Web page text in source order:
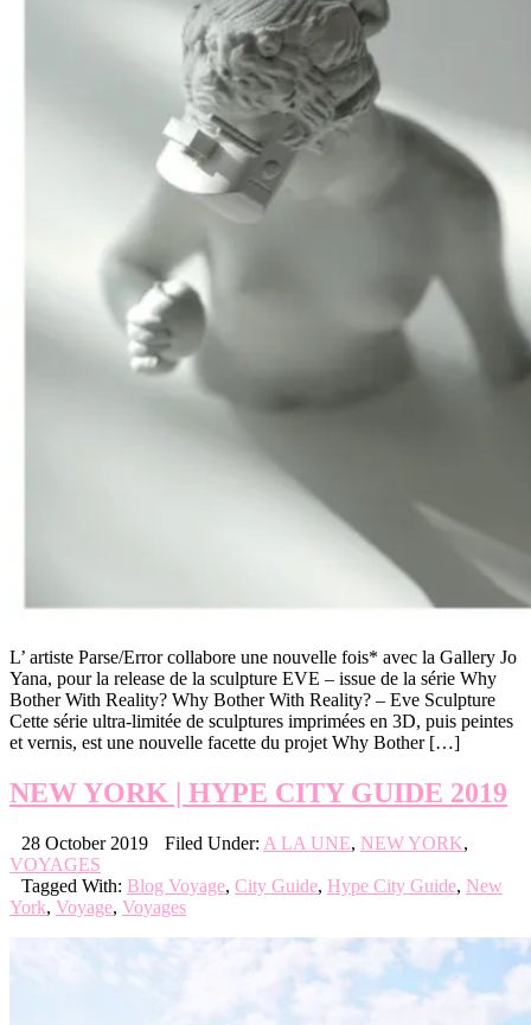
L’ artiste Parse/Error collabore une nouvelle fois* avec la Gallery Jo
Yana, pour la release de la sculpture EVE – issue de la série Why
Bother With Reality? Why Bother With Reality? – Eve Sculpture
Cette série ultra-limitée de sculptures imprimées en 3D, puis peintes
et vernis, est une nouvelle facette du projet Why Bother […]
NEW YORK | HYPE CITY GUIDE 2019
28 October 2019 Filed Under: A LA UNE, NEW YORK,
VOYAGES
Tagged With: Blog Voyage, City Guide, Hype City Guide, New
York, Voyage, Voyages